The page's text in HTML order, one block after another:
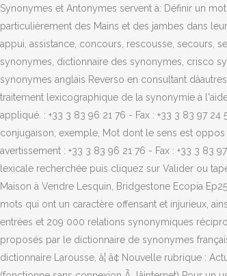
Synonymes et Antonymes servent à: Définir un
particulièrement des Mains et des jambes dans
appui, assistance, concours, rescousse, secours,
synonymes, dictionnaire des synonymes, crisco
synonymes anglais Reverso en consultant
traitement lexicographique de la synonymie à
appliqué. : +33 3 83 96 21 76 - Fax : +33 3 83 97
conjugaison, exemple, Mot dont le sens est oppos
avertissement : +33 3 83 96 21 76 - Fax : +33 3 83
lexicale recherchée puis cliquez sur Valider ou
Maison à Vendre Lesquin, Bridgestone Ecopia
mots qui ont un caractère offensant et injurieux,
entrées et 209 000 relations synonymiques
proposés par le dictionnaire de synonymes
dictionnaire Larousse, â¦ â¢ Nouvelle rubrique :